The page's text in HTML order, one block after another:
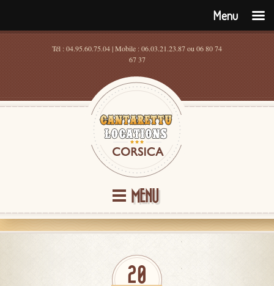
Tél : 04.95.60.75.04 | Mobile : 06.03.21.23.87 ou 06 80 74
67 37
MENU
20
Menu